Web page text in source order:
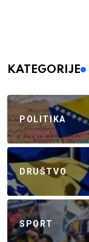
KATEGORIJE
POLITIKA
DRUŠTVO
SPORT